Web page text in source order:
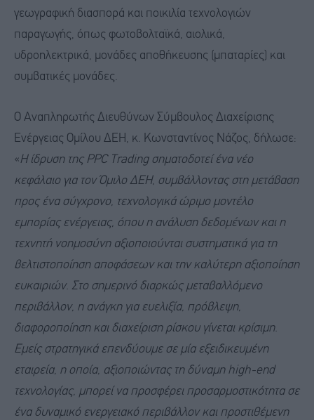
γεωγραφική διασπορά και ποικιλία τεχνολογιών
παραγωγής, όπως φωτοβολταϊκά, αιολικά,
υδροηλεκτρικά, μονάδες αποθήκευσης (μπαταρίες) και
συμβατικές μονάδες.
Ο Αναπληρωτής Διευθύνων Σύμβουλος Διαχείρισης
Ενέργειας Ομίλου ΔΕΗ, κ. Κωνσταντίνος Νάζος, δήλωσε:
«Η ίδρυση της PPC Trading σηματοδοτεί ένα νέο
κεφάλαιο για τον Όμιλο ΔΕΗ, συμβάλλοντας στη μετάβαση
προς ένα σύγχρονο, τεχνολογικά ώριμο μοντέλο
εμπορίας ενέργειας, όπου η ανάλυση δεδομένων και η
τεχνητή νοημοσύνη αξιοποιούνται συστηματικά για τη
βελτιστοποίηση αποφάσεων και την καλύτερη αξιοποίηση
ευκαιριών. Στο σημερινό διαρκώς μεταβαλλόμενο
περιβάλλον, η ανάγκη για ευελιξία, πρόβλεψη,
διαφοροποίηση και διαχείριση ρίσκου γίνεται κρίσιμη.
Εμείς στρατηγικά επενδύουμε σε μία εξειδικευμένη
εταιρεία, η οποία, αξιοποιώντας τη δύναμη high-end
τεχνολογίας, μπορεί να προσφέρει προσαρμοστικότητα σε
ένα δυναμικό ενεργειακό περιβάλλον και προστιθέμενη